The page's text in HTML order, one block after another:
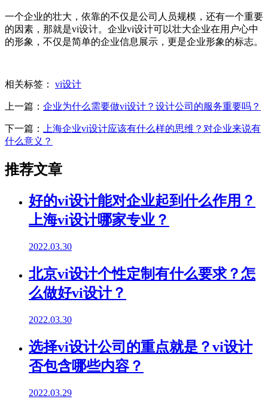
一个企业的壮大，依靠的不仅是公司人员规模，还有一个重要
的因素，那就是vi设计。企业vi设计可以壮大企业在用户心中
的形象，不仅是简单的企业信息展示，更是企业形象的标志。
相关标签： vi设计
上一篇： 企业为什么需要做vi设计？设计公司的服务重要吗？
下一篇：
上海企业vi设计应该有什么样的思维？对企业来说有
什么意义？
推荐文章
好的vi设计能对企业起到什么作用？
上海vi设计哪家专业？
2022.03.30
北京vi设计个性定制有什么要求？怎
么做好vi设计？
2022.03.30
选择vi设计公司的重点就是？vi设计
否包含哪些内容？
2022.03.29